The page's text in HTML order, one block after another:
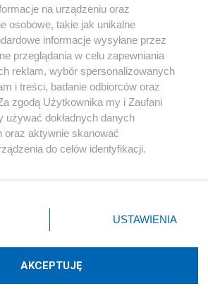
po zatrzymaniu powiedział
głos, który kazał mu zabić
Według lokalnych mediów,
są zaskoczeni tragedią.
to normalna rodzina, a 15-latek
uczniem."
w głowie wspominałem już w
5 G w Polsce – co z hakerami i
o którym donosiRadio Zet:
na urządzeniu oraz
osobowe, takie jak unikalne
informacje wysyłane przez
przeglądania w celu zapewniania
reklam, wybór spersonalizowanych
i treści, badanie odbiorców oraz
zgodą Użytkownika my i Zaufani
używać dokładnych danych
oraz aktywnie skanować
do celów identyfikacji.
przycisk ustawień prywatności
dolnym rogu strony
danych nie wymagają zgody
prawo sprzeciwić się takiemu
USTAWIENIA
AKCEPTUJĘ